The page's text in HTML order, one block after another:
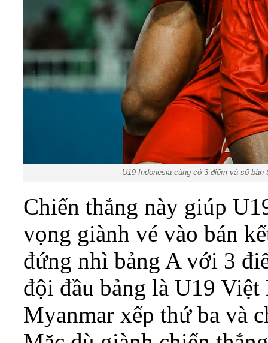
U19 Indonesia cùng có 3 điểm và số
Chiến thắng này giúp
vọng giành vé vào bán
đứng nhì bảng A với 3
đội đầu bảng là U19
Myanmar xếp thứ ba và